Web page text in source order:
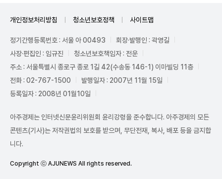
개인정보처리방침 청소년보호정책 사이트맵
정기간행등록번호 : 서울 아 00493
회장·발행인 : 곽영길
사장·편집인 : 임규진
청소년보호책임자 : 전운
주소 : 서울특별시 종로구 종로 1길 42(수송동 146-1) 이마빌딩 11층
전화 : 02-767-1500
발행일자 : 2007년 11월 15일
등록일자 : 2008년 01월10일
아주경제는 인터넷신문윤리위원회 윤리강령을 준수합니다. 아주경제의 모든
콘텐츠(기사)는 저작권법의 보호를 받으며, 무단전재, 복사, 배포 등을 금지합
니다.
Copyright ⓒ AJUNEWS All rights reserved.